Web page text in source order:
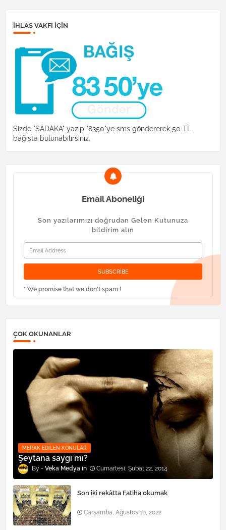
İHLAS VAKFI IÇIN
Sizde "SADAKA" yazıp "8350"ye sms göndererek 50 TL
bağışta bulunabilirsiniz.
Email Aboneliği
Son yazılarımızı doğrudan Gelen Kutunuza
bildirim alın
* We promise that we don't spam !
ÇOK OKUNANLAR
MERAK EDILEN KONULAR
Şeytana saygı mı?
Veka Medya Cumartesi, Şubat 22, 2014
Son iki rekâtta Fatiha okumak
Çarşamba, Ağustos 10, 2022